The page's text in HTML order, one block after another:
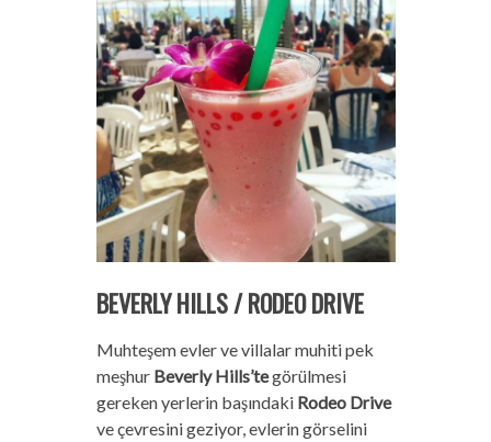
BEVERLY HILLS / RODEO DRIVE
Muhteşem evler ve villalar muhiti pek
meşhur Beverly Hills’tegörülmesi
gereken yerlerin başındaki Rodeo Drive
ve çevresini geziyor, evlerin görselini